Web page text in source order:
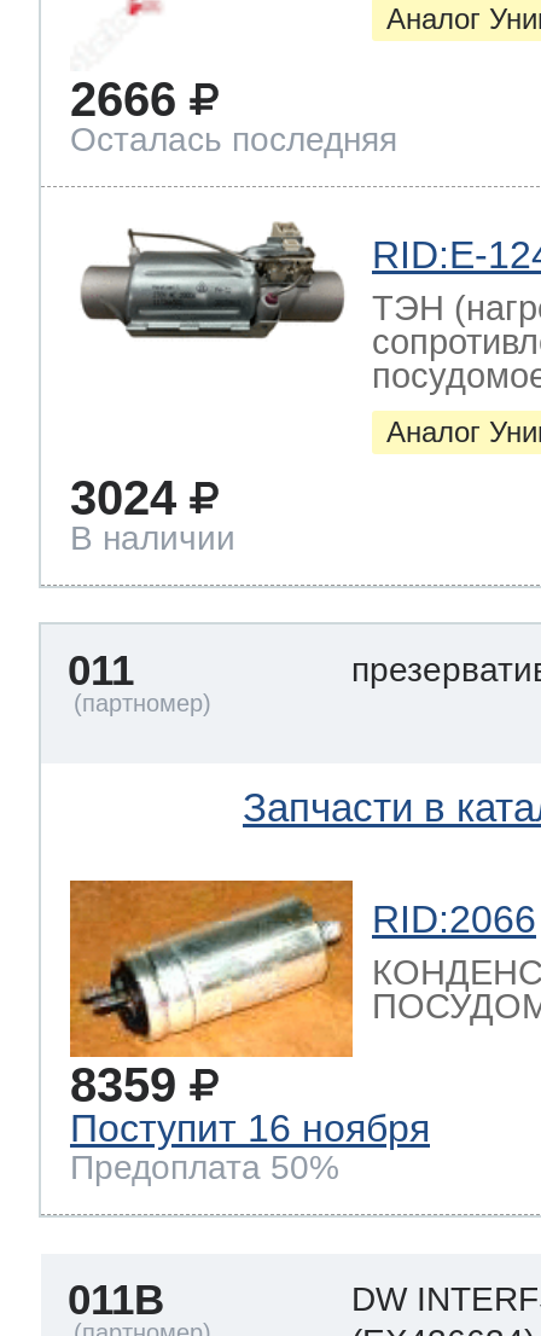
Аналог
2666
Осталась последняя
RID:E-
ТЭН
Аналог
3024
В наличии
011
Запчасти в
RID:2066
8359
Поступит 16 ноября
Предоплата 50%
011B
DW